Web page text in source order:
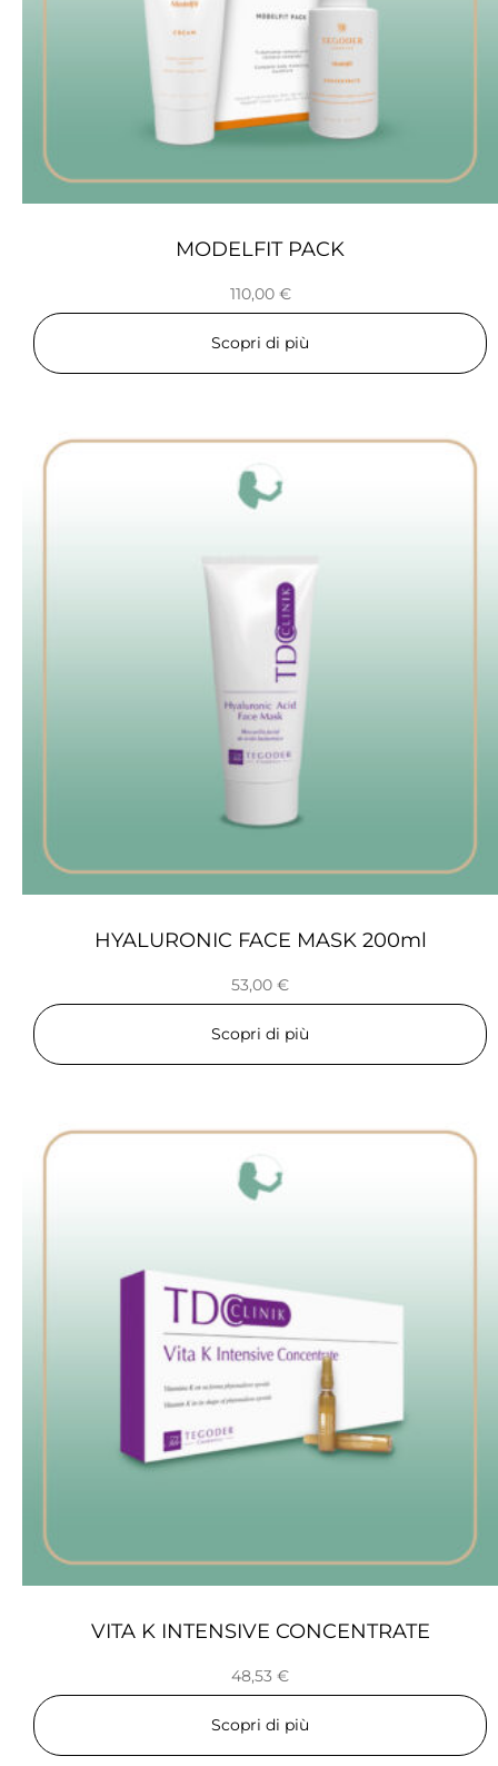
MODELFIT PACK
110,00 €
Scopri di più
HYALURONIC FACE MASK 200ml
53,00 €
Scopri di più
VITA K INTENSIVE CONCENTRATE
48,53 €
Scopri di più